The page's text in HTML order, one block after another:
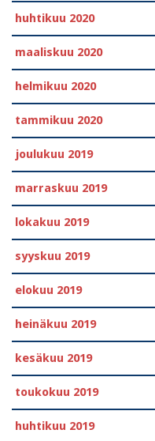
huhtikuu 2020
maaliskuu 2020
helmikuu 2020
tammikuu 2020
joulukuu 2019
marraskuu 2019
lokakuu 2019
syyskuu 2019
elokuu 2019
heinäkuu 2019
kesäkuu 2019
toukokuu 2019
huhtikuu 2019